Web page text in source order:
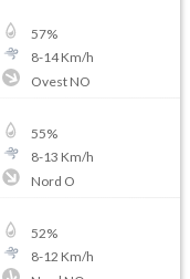
57%
8-14Km/h
Ovest NO
55%
8-13 Km/h
Nord O
52%
8-12 Km/h